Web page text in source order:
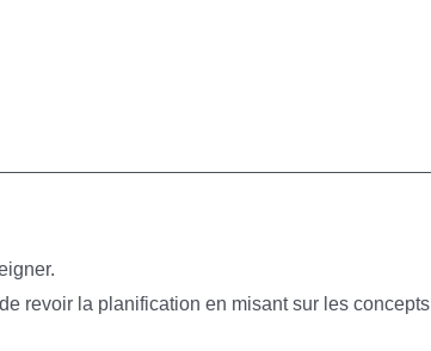
revoir la planification en misant sur les concepts